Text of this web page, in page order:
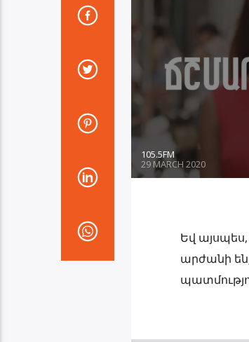
105.5FM
29 MARCH 2020
Եվ այսպես,
արժանի